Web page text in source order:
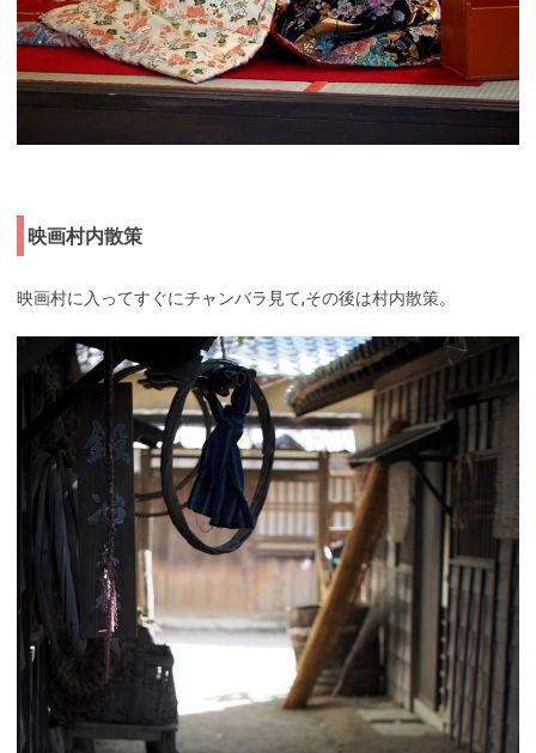
映画村内散策
映画村に入ってすぐにチャンバラ見て,その後は村内散策。